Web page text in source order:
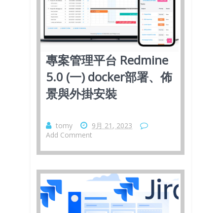
專案管理平台 Redmine
5.0 (一) docker部署、佈
景與外掛安裝
tomy
9月 21, 2023
Add Comment